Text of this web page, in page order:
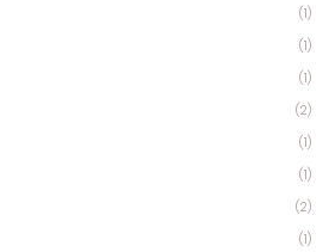
(1)
(1)
(1)
(2)
(1)
(1)
(2)
(1)